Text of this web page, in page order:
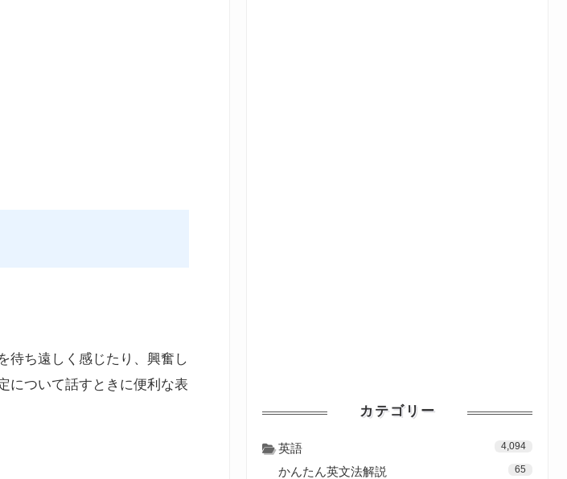
待ち遠しく感じたり、興奮し
について話すときに便利な表
カテゴリー
英語 4,094
かんたん英文法解説 65